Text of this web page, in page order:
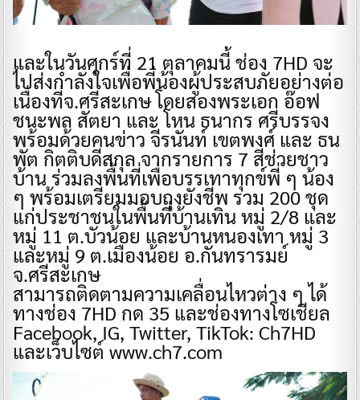
​และในวันศุกร์ที่ 21 ตุลาคมนี้ ช่อง 7HD จะ
ไปส่งกำลังใจเพื่อพี่น้องผู้ประสบภัยอย่างต่อ
เนื่องที่จ.ศรีสะเกษ โดยสองพระเอก อ๊อฟ
ชนะพล สัตยา และ โหน ธนากร ศรีบรรจง
พร้อมด้วยคนข่าว จีรนันท์ เขตพงศ์ และ ธน
พัต กิตติบดีสกุล จากรายการ 7 สีช่วยชาว
บ้าน ร่วมลงพื้นที่เพื่อบรรเทาทุกข์พี่ ๆ น้อง
ๆ พร้อมเตรียมมอบถุงยังชีพ รวม 200 ชุด
แก่ประชาชนในพื้นที่บ้านเทิน หมู่ 2/8 และ
หมู่ 11 ต.บัวน้อย และบ้านหนองเทา หมู่ 3
และหมู่ 9 ต.เมืองน้อย อ.กันทรารมย์
จ.ศรีสะเกษ
สามารถติดตามความเคลื่อนไหวต่าง ๆ ได้
ทางช่อง 7HD กด 35 และช่องทางโซเชียล
Facebook, IG, Twitter, TikTok: Ch7HD
และเว็บไซต์ www.ch7.com